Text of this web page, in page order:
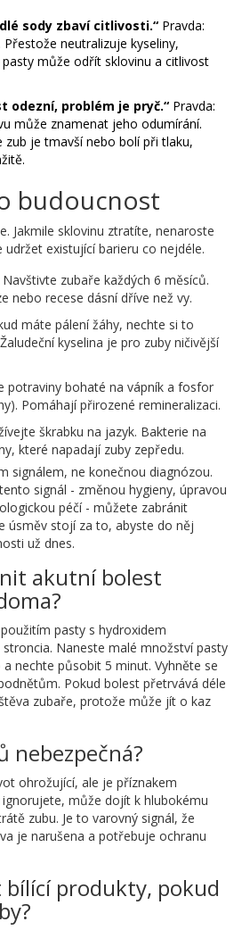
sody zbaví citlivosti.“ Pravda:
Přestože neutralizuje kyseliny,
může odřít sklovinu a citlivost
odezní, problém je pryč.“ Pravda:
může znamenat jeho odumírání.
zub je tmavší nebo bolí při tlaku,
budoucnost
Jakmile sklovinu ztratíte, nenaroste
udržet existující barieru co nejdéle.
Navštivte zubaře každých 6 měsíců.
nebo recese dásní dříve než vy.
máte pálení žáhy, nechte si to
kyselina je pro zuby ničivější
potraviny bohaté na vápník a fosfor
Pomáhají přirozené remineralizaci.
škrabku na jazyk. Bakterie na
které napadají zuby zepředu.
signálem, ne konečnou diagnózou.
signál - změnou hygieny, úpravou
péčí - můžete zabránit
úsměv stojí za to, abyste do něj
už dnes.
akutní bolest
pasty s hydroxidem
Naneste malé množství pasty
nechte působit 5 minut. Vyhněte se
Pokud bolest přetrvává déle
zubaře, protože může jít o kaz
nebezpečná?
ohrožující, ale je příznakem
může dojít k hlubokému
zubu. Je to varovný signál, že
je narušena a potřebuje ochranu
bílící produkty, pokud